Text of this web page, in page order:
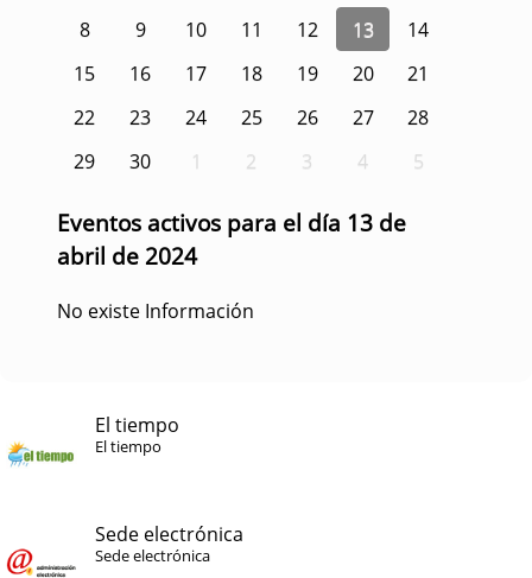
8
9 10 11 12 13
14
15
16 17 18 19 20
21
22
23 24 25 26 27
28
29
30 1 2 3 4 5
Eventos activos para el día 13 de
abril de 2024
No existe Información
El tiempo
El tiempo
Sede electrónica
Sede electrónica